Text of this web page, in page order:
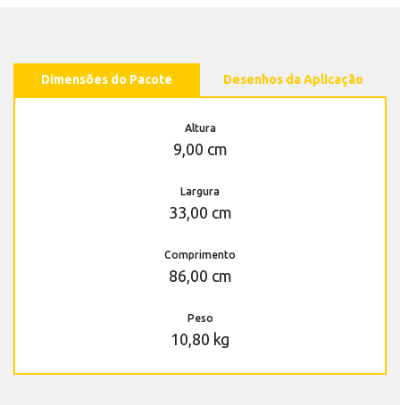
Dimensões do Pacote Desenhos da Aplicação
Altura
9,00 cm
Largura
33,00 cm
Comprimento
86,00 cm
Peso
10,80 kg